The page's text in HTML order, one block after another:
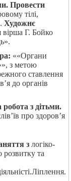
Провести
тілі,
Художнє
вірша Г. Бойко
««Органи
з метою
ставлення
до органів
робота з дітьми.
про здоров’я
з логіко-
розвитку та